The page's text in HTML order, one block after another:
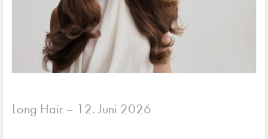
Long Hair – 12. Juni 2026